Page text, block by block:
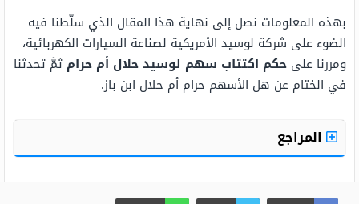
بهذه المعلومات نصل إلى نهاية هذا المقال الذي سلّطنا فيه
الضوء على شركة لوسيد الأمريكية لصناعة السيارات الكهربائية،
ومررنا على حكم اكتتاب سهم لوسيد حلال أم حرام ثمَّ تحدثنا
في الختام عن هل الأسهم حرام أم حلال ابن باز.
المراجع